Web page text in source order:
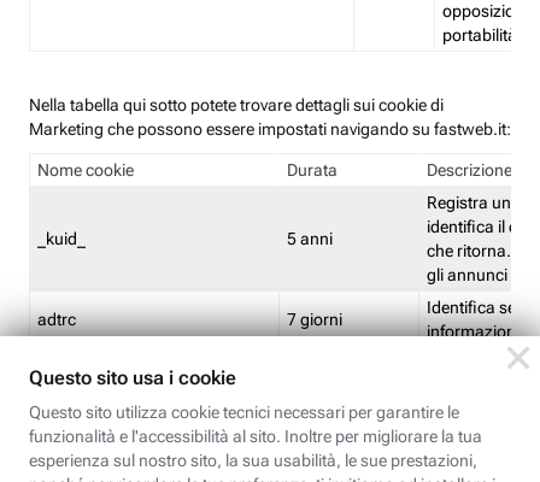
opposizione
portabilità
Nella tabella qui sotto potete trovare dettagli sui cookie di
Marketing che possono essere impostati navigando su fastweb.it:
Nome cookie Durata Descrizione
_kuid_ 5 anni
Registra un ID
identifica il
che ritorna.
gli annunci
adtrc 7 giorni
Identifica se
informazioni
CFFC<TagID>
Limite di
CM 1 giorno
Identifica se
ricontrollare
corrispondenti